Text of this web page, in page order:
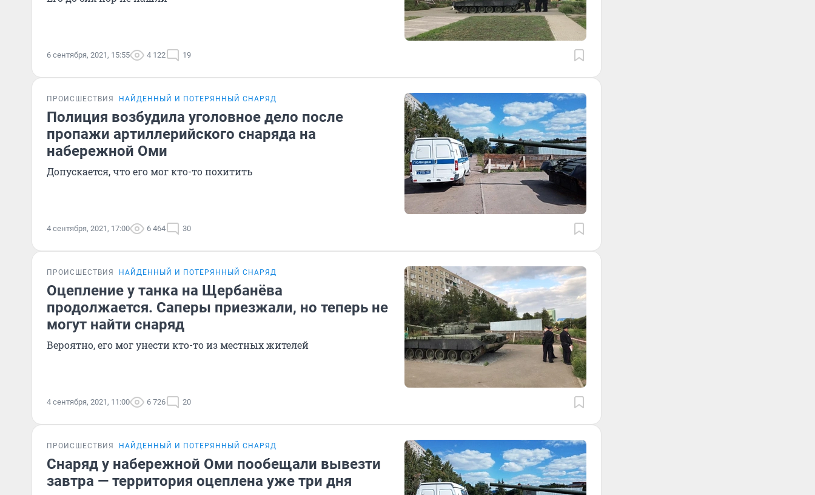
6 сентября, 2021, 15:55 4 122 19
ПРОИСШЕСТВИЯ НАЙДЕННЫЙ И ПОТЕРЯННЫЙ СНАРЯД
Полиция возбудила уголовное дело после
пропажи артиллерийского снаряда на
набережной Оми
Допускается, что его мог кто-то похитить
4 сентября, 2021, 17:00 6 464 30
ПРОИСШЕСТВИЯ НАЙДЕННЫЙ И ПОТЕРЯННЫЙ СНАРЯД
Оцепление у танка на Щербанёва
продолжается. Саперы приезжали, но теперь не
могут найти снаряд
Вероятно, его мог унести кто-то из местных жителей
4 сентября, 2021, 11:00 6 726 20
ПРОИСШЕСТВИЯ НАЙДЕННЫЙ И ПОТЕРЯННЫЙ СНАРЯД
Снаряд у набережной Оми пообещали вывезти
завтра — территория оцеплена уже три дня